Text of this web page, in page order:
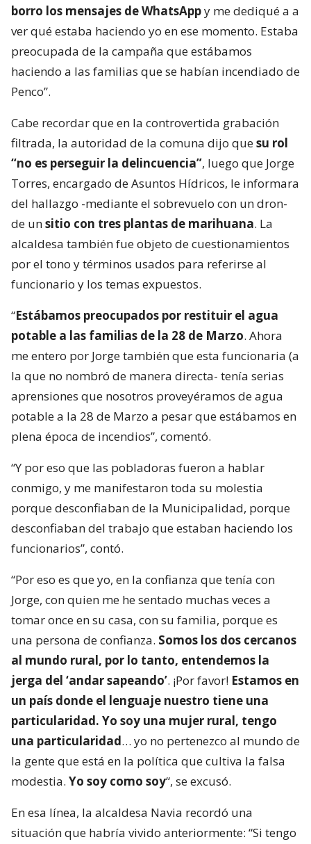
borro los mensajes de WhatsAppy me dediqué a a
ver qué estaba haciendo yo en ese momento. Estaba
preocupada de la campaña que estábamos
haciendo a las familias que se habían incendiado de
Penco”.
Cabe recordar que en la controvertida grabación
filtrada, la autoridad de la comuna dijo quesu rol
“no es perseguir la delincuencia”, luego que Jorge
Torres, encargado de Asuntos Hídricos, le informara
del hallazgo -mediante el sobrevuelo con un dron-
de unsitio con tres plantas de marihuana. La
alcaldesa también fue objeto de cuestionamientos
por el tono y términos usados para referirse al
funcionario y los temas expuestos.
“Estábamos preocupados por restituir el agua
potable a las familias de la 28 de Marzo. Ahora
me entero por Jorge también que esta funcionaria (a
la que no nombró de manera directa- tenía serias
aprensiones que nosotros proveyéramos de agua
potable a la 28 de Marzo a pesar que estábamos en
plena época de incendios”, comentó.
“Y por eso que las pobladoras fueron a hablar
conmigo, y me manifestaron toda su molestia
porque desconfiaban de la Municipalidad, porque
desconfiaban del trabajo que estaban haciendo los
funcionarios”, contó.
“Por eso es que yo, en la confianza que tenía con
Jorge, con quien me he sentado muchas veces a
tomar once en su casa, con su familia, porque es
una persona de confianza. Somos los dos cercanos
al mundo rural, por lo tanto, entendemos la
jerga del ‘andar sapeando’. ¡Por favor! Estamos en
un país donde el lenguaje nuestro tiene una
particularidad. Yo soy una mujer rural, tengo
una particularidad… yo no pertenezco al mundo de
la gente que está en la política que cultiva la falsa
modestia. Yo soy como soy“, se excusó.
En esa línea, la alcaldesa Navia recordó una
situación que habría vivido anteriormente: “Si tengo